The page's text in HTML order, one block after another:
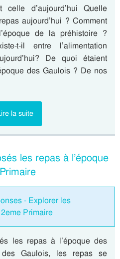
d’aujourd’hui Quelle
aujourd’hui ? Comment
de la préhistoire ?
t-il entre l’alimentation
De quoi étaient
des Gaulois ? De nos
la suite
les repas à l’époque
- Explorer les
Primaire
les repas à l’époque des
Gaulois, les repas se